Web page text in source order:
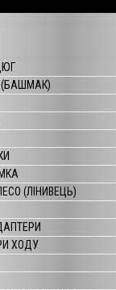
(БАШМАК)
(ЛІНИВЕЦЬ)
ХОДУ